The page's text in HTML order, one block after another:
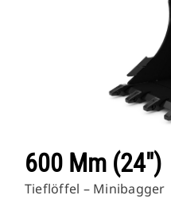
600 Mm (24″)
Tieflöffel – Minibagger